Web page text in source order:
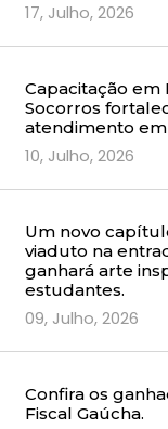
17, Julho, 2026
Capacitação em
Socorros
atendimento em
10, Julho, 2026
Um novo
viaduto na
ganhará arte
estudantes.
09, Julho, 2026
Confira os
Fiscal Gaúcha.